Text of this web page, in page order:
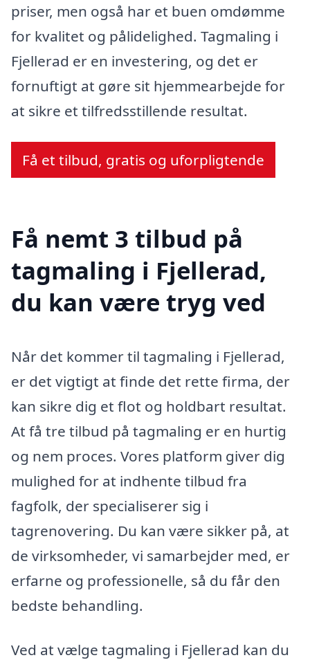
priser, men også har et buen omdømme
for kvalitet og pålidelighed. Tagmaling i
Fjellerad er en investering, og det er
fornuftigt at gøre sit hjemmearbejde for
at sikre et tilfredsstillende resultat.
Få et tilbud, gratis og uforpligtende
Få nemt 3 tilbud på
tagmaling i Fjellerad,
du kan være tryg ved
Når det kommer til tagmaling i Fjellerad,
er det vigtigt at finde det rette firma, der
kan sikre dig et flot og holdbart resultat.
At få tre tilbud på tagmaling er en hurtig
og nem proces. Vores platform giver dig
mulighed for at indhente tilbud fra
fagfolk, der specialiserer sig i
tagrenovering. Du kan være sikker på, at
de virksomheder, vi samarbejder med, er
erfarne og professionelle, så du får den
bedste behandling.
Ved at vælge tagmaling i Fjellerad kan du